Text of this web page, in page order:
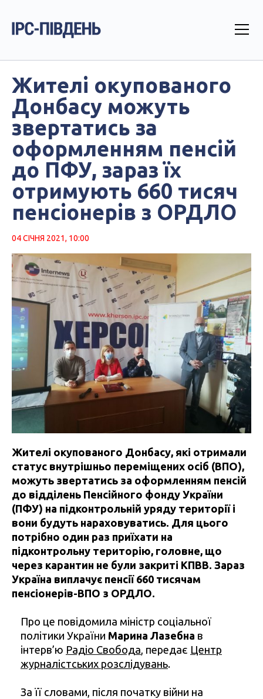
Жителі окупованого
Донбасу можуть
звертатись за
оформленням пенсій
до ПФУ, зараз їх
отримують 660 тисяч
пенсіонерів з ОРДЛО
04 СІЧНЯ 2021, 10:00
Жителі окупованого Донбасу, які отримали
статус внутрішньо переміщених осіб (ВПО),
можуть звертатись за оформленням пенсій
до відділень Пенсійного фонду України
(ПФУ) на підконтрольній уряду території і
вони будуть нараховуватись. Для цього
потрібно один раз приїхати на
підконтрольну територію, головне, що
через карантин не були закриті КПВВ. Зараз
Україна виплачує пенсії 660 тисячам
пенсіонерів-ВПО з ОРДЛО.
Про це повідомила міністр соціальної
політики України Марина Лазебна в
інтерв’ю Радіо Свобода, передає Центр
журналістських розслідувань.
За її словами, після початку війни на